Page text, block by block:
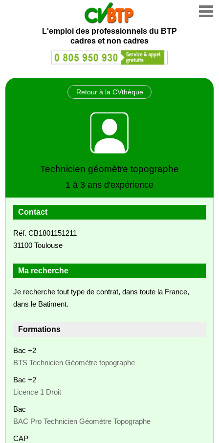
L'emploi des professionnels du BTP
cadres et non cadres
Retour à la CVthèque
Technicien géomètre topographe
1 à 3 ans d'expérience
Contact
Réf. CB1801151211
31100 Toulouse
Ma recherche
Je recherche tout type de contrat, dans toute la France,
dans le Batiment.
Formations
Bac +2
BTS Technicien Géomètre topographe
Bac +2
Licence 1 Droit
Bac
BAC Pro Technicien Géomètre Topographe
CAP